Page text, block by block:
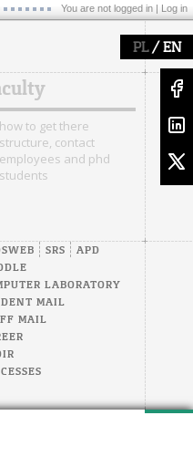
You are not logged in | Log in
PL/ EN
how to get there
structure, contact
employees and phd
students
SRS
APD
LABORATORY
MAIL
MAIL